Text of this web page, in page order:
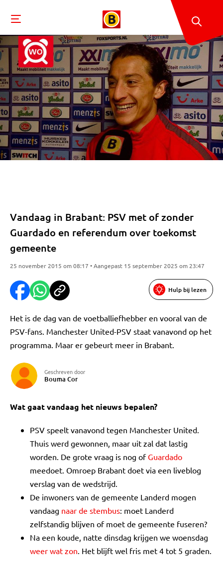
Vandaag in Brabant: PSV met of zonder
Guardado en referendum over toekomst
gemeente
25 november 2015 om 08:17 • Aangepast 15 september 2025 om 23:47
Hulp bij lezen
Het is de dag van de voetballiefhebber en vooral van de
PSV-fans. Manchester United-PSV staat vanavond op het
programma. Maar er gebeurt meer in Brabant.
Geschreven door
Bouma Cor
Wat gaat vandaag het nieuws bepalen?
PSV speelt vanavond tegen Manchester United.
Thuis werd gewonnen, maar uit zal dat lastig
worden. De grote vraag is nog of Guardado
meedoet. Omroep Brabant doet via een liveblog
verslag van de wedstrijd.
De inwoners van de gemeente Landerd mogen
vandaag naar de stembus: moet Landerd
zelfstandig blijven of moet de gemeente fuseren?
Na een koude, natte dinsdag krijgen we woensdag
weer wat zon. Het blijft wel fris met 4 tot 5 graden.